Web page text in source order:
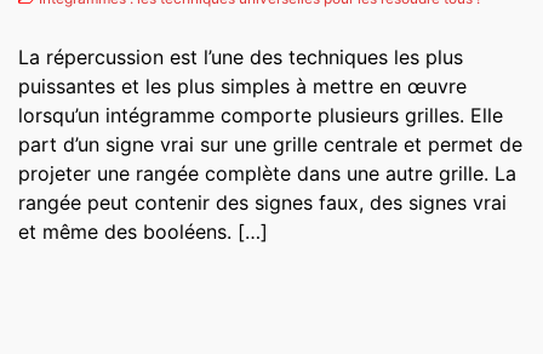
La répercussion est l’une des techniques les plus
puissantes et les plus simples à mettre en œuvre
lorsqu’un intégramme comporte plusieurs grilles. Elle
part d’un signe vrai sur une grille centrale et permet de
projeter une rangée complète dans une autre grille. La
rangée peut contenir des signes faux, des signes vrai
et même des booléens. […]